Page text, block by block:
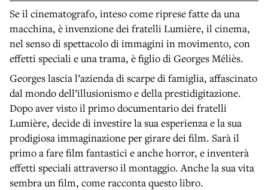
Se il cinematografo, inteso come riprese fatte da una
macchina, è invenzione dei fratelli Lumière, il cinema,
nel senso di spettacolo di immagini in movimento, con
effetti speciali e una trama, è figlio di Georges Méliès.
Georges lascia l’azienda di scarpe di famiglia, affascinato
dal mondo dell’illusionismo e della prestidigitazione.
Dopo aver visto il primo documentario dei fratelli
Lumière, decide di investire la sua esperienza e la sua
prodigiosa immaginazione per girare dei film. Sarà il
primo a fare film fantastici e anche horror, e inventerà
effetti speciali attraverso il montaggio. Anche la sua vita
sembra un film, come racconta questo libro.